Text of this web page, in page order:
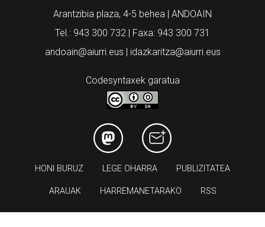
Arantzibia plaza, 4-5 behea | ANDOAIN
Tel.: 943 300 732 | Faxa: 943 300 731
andoain@aiurri.eus | idazkaritza@aiurri.eus
Codesyntaxek garatua
HONI BURUZ LEGE OHARRA PUBLIZITATEA
ARAUAK HARREMANETARAKO RSS